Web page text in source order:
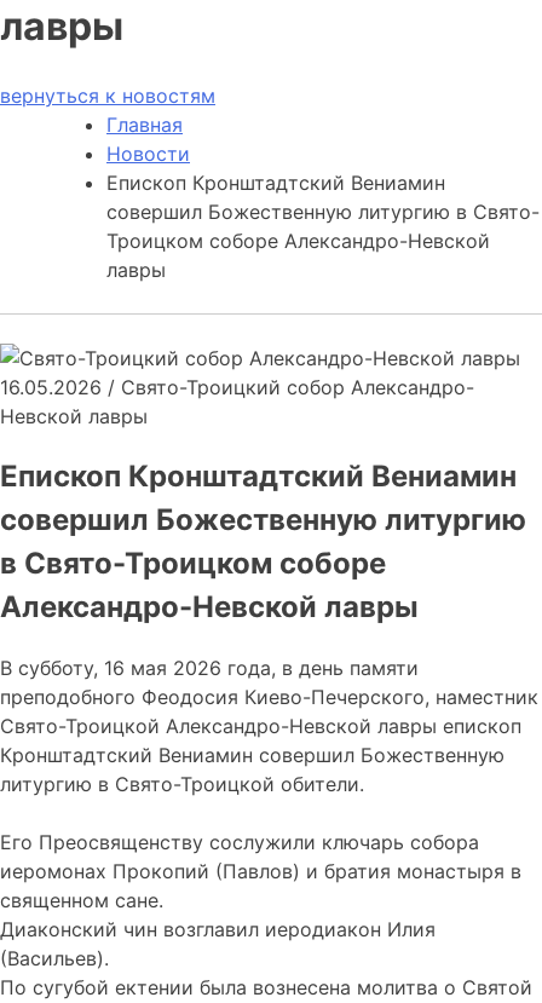
лавры
вернуться к новостям
Главная
Новости
Епископ Кронштадтский Вениамин
совершил Божественную литургию в Свято-
Троицком соборе Александро-Невской
лавры
16.05.2026 / Свято-Троицкий собор Александро-
Невской лавры
Епископ Кронштадтский Вениамин
совершил Божественную литургию
в Свято-Троицком соборе
Александро-Невской лавры
В субботу, 16 мая 2026 года, в день памяти
преподобного Феодосия Киево-Печерского, наместник
Свято-Троицкой Александро-Невской лавры епископ
Кронштадтский Вениамин совершил Божественную
литургию в Свято-Троицкой обители.
Его Преосвященству сослужили ключарь собора
иеромонах Прокопий (Павлов) и братия монастыря в
священном сане.
Диаконский чин возглавил иеродиакон Илия
(Васильев).
По сугубой ектении была вознесена молитва о Святой